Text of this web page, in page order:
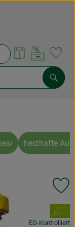
oder
herzhafte
, Verband:
EG-Kontrolliert